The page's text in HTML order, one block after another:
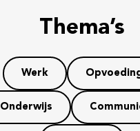
Thema’s
Werk
Onderwijs